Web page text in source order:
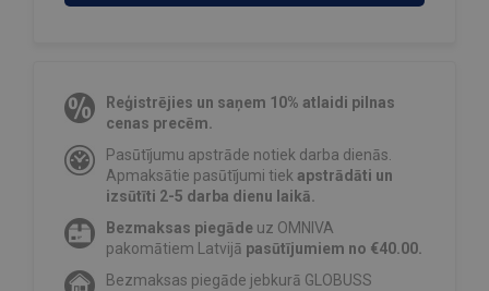
Reģistrējies un saņem 10% atlaidi pilnas
cenas precēm.
Pasūtījumu apstrāde notiek darba dienās.
Apmaksātie pasūtījumi tiekapstrādāti un
izsūtīti 2-5 darba dienu laikā.
Bezmaksas piegāde uz OMNIVA
pakomātiem Latvijā pasūtījumiem no €40.00.
Bezmaksas piegāde jebkurā GLOBUSS